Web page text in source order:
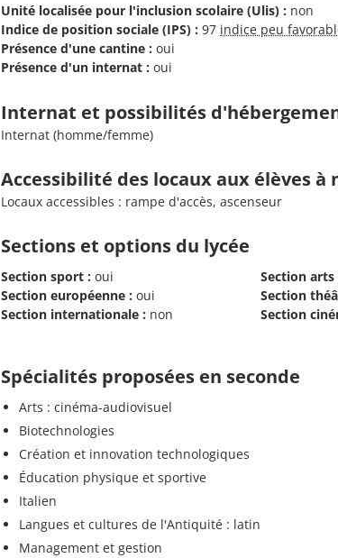
Unité localisée pour l'inclusion scolaire (Ulis) : non
Indice de position sociale (IPS) : 97 indice peu
Présence d'une cantine : oui
Présence d'un internat : oui
Internat et possibilités
Internat (homme/femme)
Accessibilité des locaux aux élèves
Locaux accessibles : rampe d'accès, ascenseur
Sections et options du lycée
Section sport : oui
Section européenne : oui
Section internationale : non
Section arts
Section
Section
Spécialités proposées en seconde
Arts : cinéma-audiovisuel
Biotechnologies
Création et innovation technologiques
Éducation physique et sportive
Italien
Langues et cultures de l'Antiquité : latin
Management et gestion